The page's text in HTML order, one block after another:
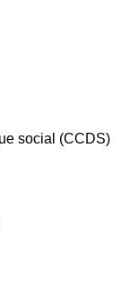
social (CCDS)